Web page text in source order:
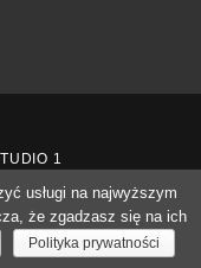
1
© 2021
usługi na najwyższym
że zgadzasz się na ich
Polityka prywatności